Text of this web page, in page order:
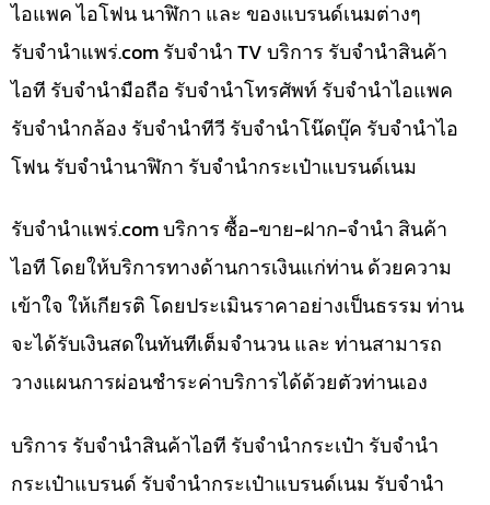
ไอแพค ไอโฟน นาฬิกา และ ของแบรนด์เนมต่างๆ
รับจํานําแพร่.com รับจำนำ TV บริการ รับจำนำสินค้า
ไอที รับจำนำมือถือ รับจำนำโทรศัพท์ รับจำนำไอแพค
รับจำนำกล้อง รับจำนำทีวี รับจำนำโน๊ดบุ๊ค รับจำนำไอ
โฟน รับจำนำนาฬิกา รับจำนำกระเป๋าแบรนด์เนม
รับจํานําแพร่.com บริการ ซื้อ-ขาย-ฝาก-จำนำ สินค้า
ไอที โดยให้บริการทางด้านการเงินแก่ท่าน ด้วยความ
เข้าใจ ให้เกียรติ โดยประเมินราคาอย่างเป็นธรรม ท่าน
จะได้รับเงินสดในทันทีเต็มจำนวน และ ท่านสามารถ
วางแผนการผ่อนชำระค่าบริการได้ด้วยตัวท่านเอง
บริการ รับจำนำสินค้าไอที รับจำนำกระเป๋า รับจำนำ
กระเป๋าแบรนด์ รับจำนำกระเป๋าแบรนด์เนม รับจำนำ